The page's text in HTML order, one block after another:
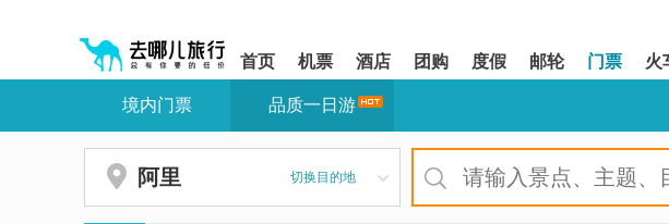
您
站
区,
首页 机票 酒店 团购 度假 邮轮 门票 火
您
站
区
境内门票 品质一日游
阿里 切换目的地